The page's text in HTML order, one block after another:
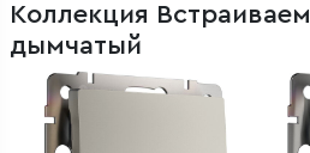
Коллекция
дымчатый